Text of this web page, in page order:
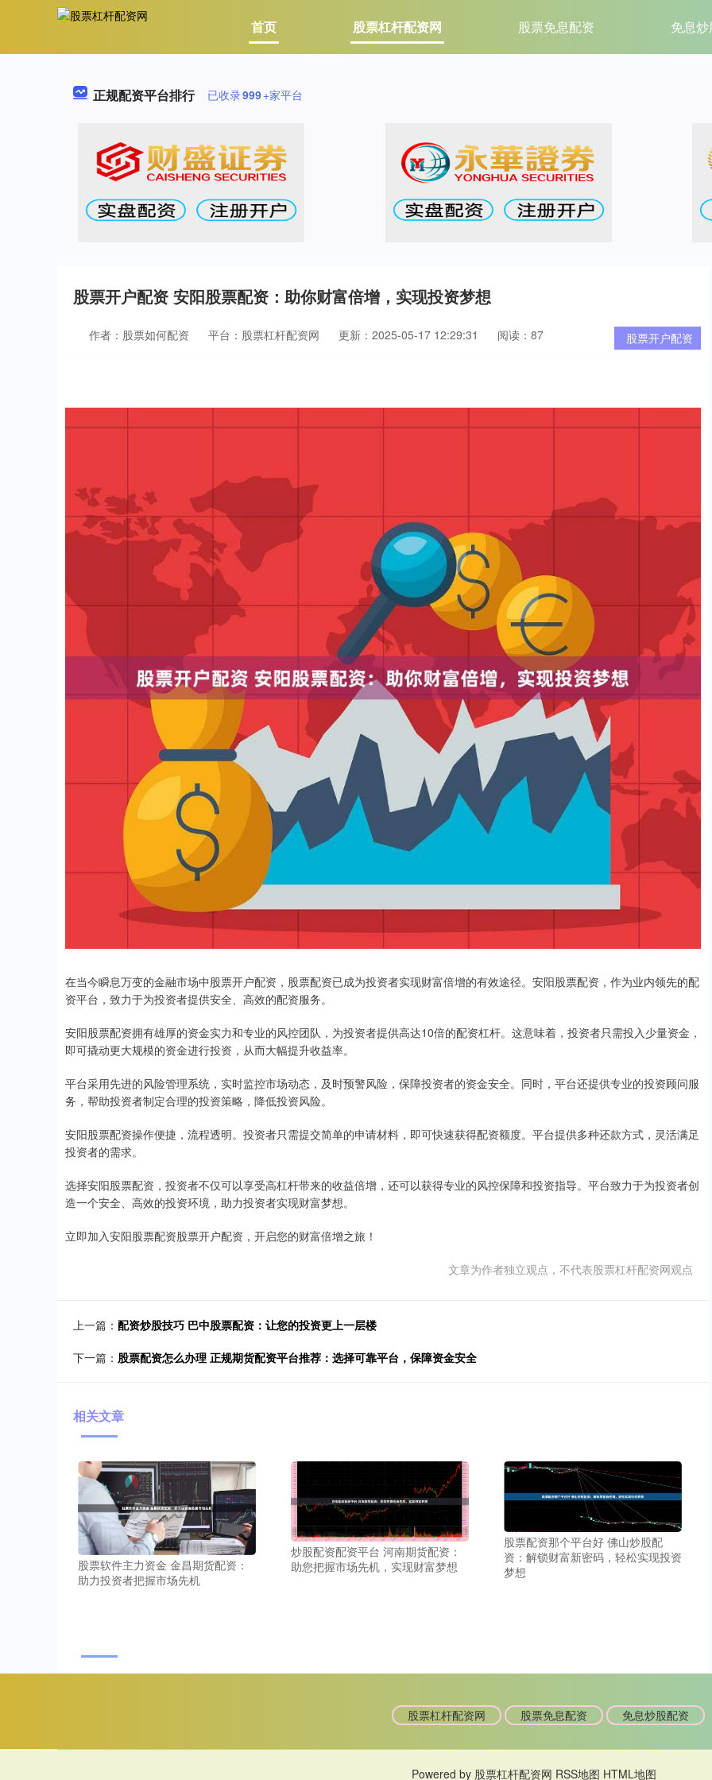
首页 股票杠杆配资网 股票免息配资 免息
正规配资平台排行 已收录999+家平台
股票开户配资 安阳股票配资：助你财富倍增，实现投资梦想
股票开户配资
作者：股票如何配资 平台：股票杠杆配资网 更新：2025-05-17 12:29:31 阅读：87
在当今瞬息万变的金融市场中股票开户配资，股票配资已成为投资者实现财富倍增的有效途径。安阳股票配资，作为业内领先的配
资平台，致力于为投资者提供安全、高效的配资服务。
安阳股票配资拥有雄厚的资金实力和专业的风控团队，为投资者提供高达10倍的配资杠杆。这意味着，投资者只需投入少量资金，
即可撬动更大规模的资金进行投资，从而大幅提升收益率。
平台采用先进的风险管理系统，实时监控市场动态，及时预警风险，保障投资者的资金安全。同时，平台还提供专业的投资顾问服
务，帮助投资者制定合理的投资策略，降低投资风险。
安阳股票配资操作便捷，流程透明。投资者只需提交简单的申请材料，即可快速获得配资额度。平台提供多种还款方式，灵活满足
投资者的需求。
选择安阳股票配资，投资者不仅可以享受高杠杆带来的收益倍增，还可以获得专业的风控保障和投资指导。平台致力于为投资者创
造一个安全、高效的投资环境，助力投资者实现财富梦想。
立即加入安阳股票配资股票开户配资，开启您的财富倍增之旅！
文章为作者独立观点，不代表股票杠杆配资网观点
上一篇： 配资炒股技巧 巴中股票配资：让您的投资更上一层楼
下一篇： 股票配资怎么办理 正规期货配资平台推荐：选择可靠平台，保障资金安全
相关文章
股票软件主力资金 金昌期货配资：
助力投资者把握市场先机
炒股配资配资平台 河南期货配资：
助您把握市场先机，实现财富梦想
股票配资那个平台好 佛山炒股配
资：解锁财富新密码，轻松实现投资
梦想
股票杠杆配资网 股票免息配资 免息炒股配资
Powered by 股票杠杆配资网 RSS地图 HTML地图